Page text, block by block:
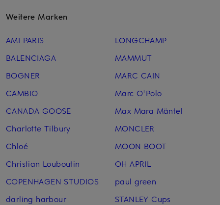
Weitere Marken
AMI PARIS
BALENCIAGA
BOGNER
CAMBIO
CANADA GOOSE
Charlotte Tilbury
Chloé
Christian Louboutin
COPENHAGEN STUDIOS
darling harbour
LONGCHAMP
MAMMUT
MARC CAIN
Marc O'Polo
Max Mara Mäntel
MONCLER
MOON BOOT
OH APRIL
paul green
STANLEY Cups